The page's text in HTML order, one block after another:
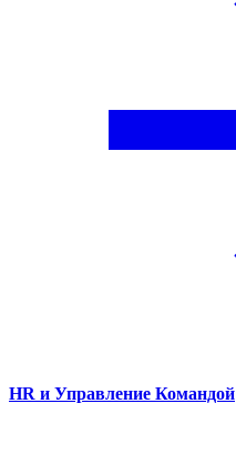
HR и Управление Командой